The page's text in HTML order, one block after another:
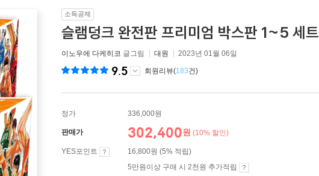
소득공제
슬램덩크 완전판 프리미엄 박스판 1~5 세트
이노우에 다케히코 글그림 대원 2023년 01월 06일
9.5 회원리뷰(183건)
정가 336,000원
판매가 302,400원 (10% 할인)
YES포인트
16,800원 (5% 적립)
5만원이상 구매 시 2천원 추가적립